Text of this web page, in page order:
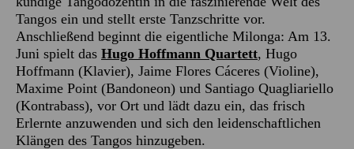
Tangos ein und stellt erste Tanzschritte vor.
Anschließend beginnt die eigentliche Milonga: Am 13.
Juni spielt das Hugo Hoffmann Quartett, Hugo
Hoffmann (Klavier), Jaime Flores Cáceres (Violine),
Maxime Point (Bandoneon) und Santiago Quagliariello
(Kontrabass), vor Ort und lädt dazu ein, das frisch
Erlernte anzuwenden und sich den leidenschaftlichen
Klängen des Tangos hinzugeben.